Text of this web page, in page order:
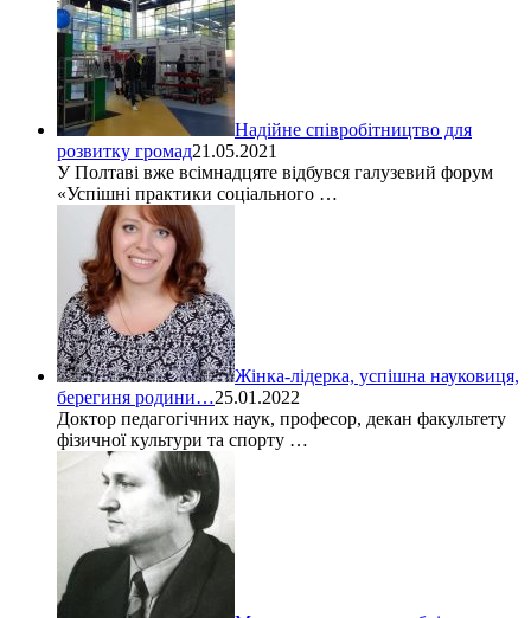
Надійне співробітництво для
розвитку громад21.05.2021
У Полтаві вже всімнадцяте відбувся галузевий форум
«Успішні практики соціального …
Жінка-лідерка, успішна науковиця,
берегиня родини…25.01.2022
Доктор педагогічних наук, професор, декан факультету
фізичної культури та спорту …